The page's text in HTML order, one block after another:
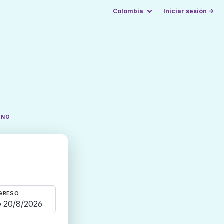
Colombia Iniciar sesión →